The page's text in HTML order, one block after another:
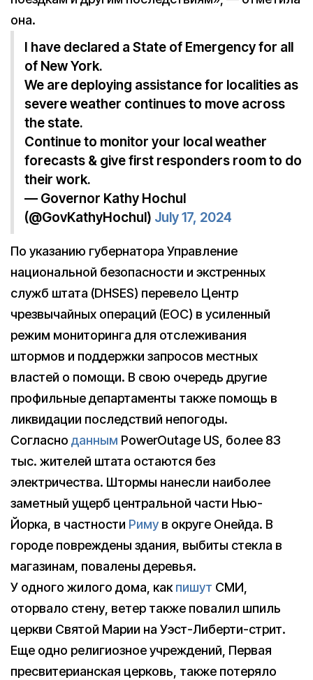
она.
I have declared a State of Emergency for all
of New York.
We are deploying assistance for localities as
severe weather continues to move across
the state.
Continue to monitor your local weather
forecasts & give first responders room to do
their work.
— Governor Kathy Hochul
(@GovKathyHochul) July 17, 2024
По указанию губернатора Управление
национальной безопасности и экстренных
служб штата (DHSES) перевело Центр
чрезвычайных операций (EOC) в усиленный
режим мониторинга для отслеживания
штормов и поддержки запросов местных
властей о помощи. В свою очередь другие
профильные департаменты также помощь в
ликвидации последствий непогоды.
Согласно данным PowerOutage US, более 83
тыс. жителей штата остаются без
электричества. Штормы нанесли наиболее
заметный ущерб центральной части Нью-
Йорка, в частности Риму в округе Онейда. В
городе повреждены здания, выбиты стекла в
магазинам, повалены деревья.
У одного жилого дома, какпишут СМИ,
оторвало стену, ветер также повалил шпиль
церкви Святой Марии на Уэст-Либерти-стрит.
Еще одно религиозное учреждений, Первая
пресвитерианская церковь, также потеряло